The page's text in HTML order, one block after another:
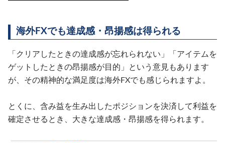
海外FXでも達成感・昂揚感は得られる
「クリアしたときの達成感が忘れられない」「アイテムを
ゲットしたときの昂揚感が目的」という意見もあります
が、その精神的な満足度は海外FXでも感じられますよ。
とくに、含み益を生み出したポジションを決済して利益を
確定させるとき、大きな達成感・昂揚感を得られます。